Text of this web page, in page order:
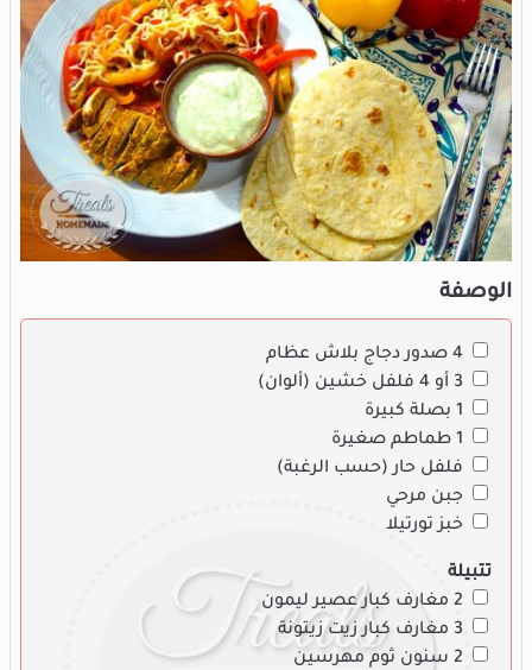
الوصفة
4 صدور دجاج بلاش عظام
3 أو 4 فلفل خشين (ألوان)
1 بصلة كبيرة
1 طماطم صغيرة
فلفل حار (حسب الرغبة)
جبن مرحي
خبز تورتيلا
تتبيلة
2 مغارف كبار عصير ليمون
3 مغارف كبار زيت زيتونة
2 سنون ثوم مهرسين